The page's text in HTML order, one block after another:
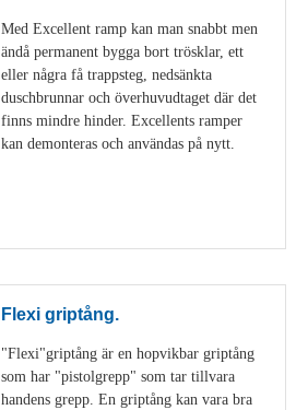
Med Excellent ramp kan man snabbt men
ändå permanent bygga bort trösklar, ett
eller några få trappsteg, nedsänkta
duschbrunnar och överhuvudtaget där det
finns mindre hinder. Excellents ramper
kan demonteras och användas på nytt.
Flexi griptång.
"Flexi"griptång är en hopvikbar griptång
som har "pistolgrepp" som tar tillvara
handens grepp. En griptång kan vara bra